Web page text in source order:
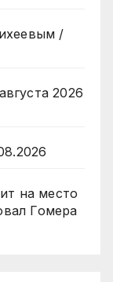
/
2026
на место
Гомера